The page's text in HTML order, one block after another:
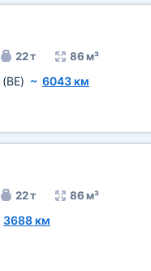
22 т 86 м³
(BE) ~ 6043 км
22 т 86 м³
3688 км